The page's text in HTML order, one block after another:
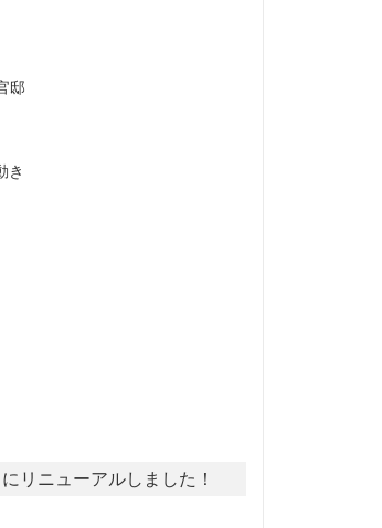
邸
き
リニューアルしました！